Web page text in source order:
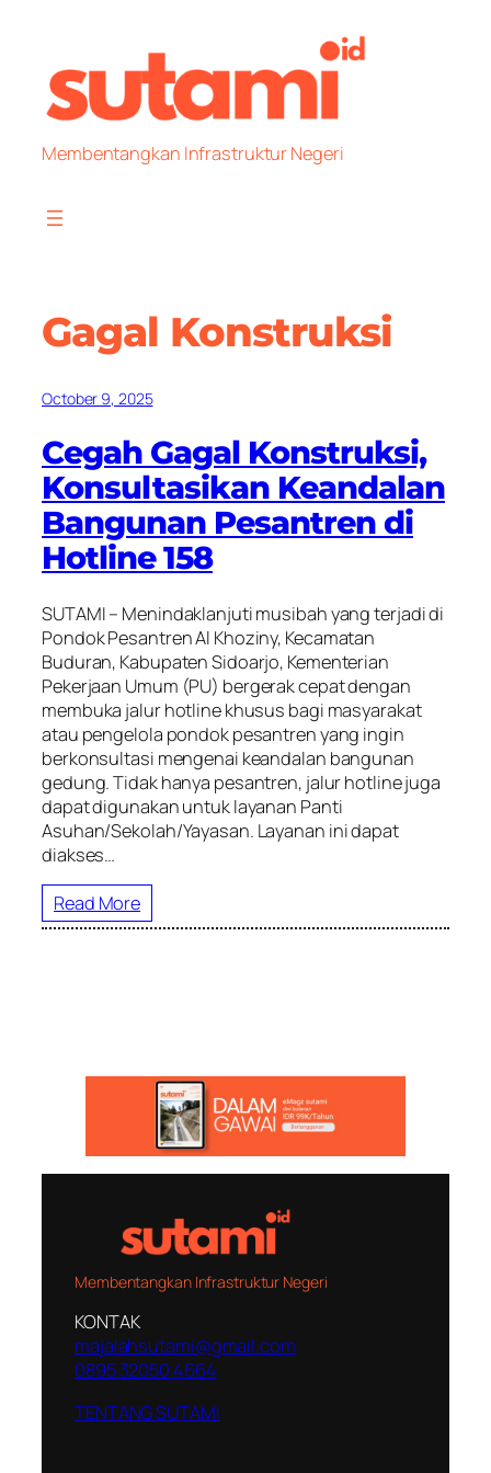
content
Membentangkan Infrastruktur Negeri
Gagal Konstruksi
October 9, 2025
Cegah Gagal Konstruksi,
Konsultasikan Keandalan
Bangunan Pesantren di
Hotline 158
SUTAMI – Menindaklanjuti musibah yang terjadi di
Pondok Pesantren Al Khoziny, Kecamatan
Buduran, Kabupaten Sidoarjo, Kementerian
Pekerjaan Umum (PU) bergerak cepat dengan
membuka jalur hotline khusus bagi masyarakat
atau pengelola pondok pesantren yang ingin
berkonsultasi mengenai keandalan bangunan
gedung. Tidak hanya pesantren, jalur hotline juga
dapat digunakan untuk layanan Panti
Asuhan/Sekolah/Yayasan. Layanan ini dapat
diakses…
Read More
Membentangkan Infrastruktur Negeri
KONTAK
majalahsutami@gmail.com
0895 32050 4664
TENTANG SUTAMI